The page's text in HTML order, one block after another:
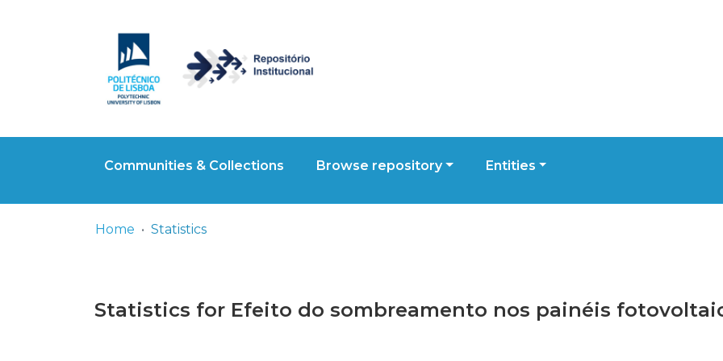
Communities & Collections Browse repository Entities
Home Statistics
Statistics for Efeito do sombreamento nos painéis